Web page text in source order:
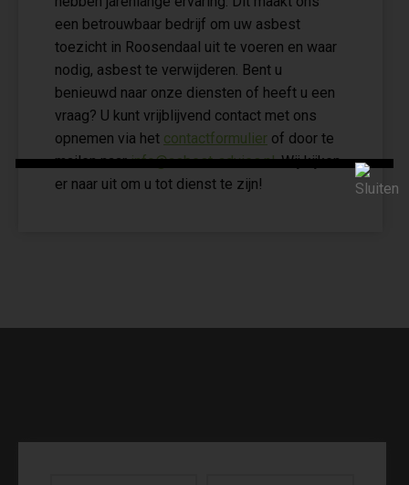
een betrouwbaar bedrijf om uw asbest
toezicht in Roosendaal uit te voeren en waar
nodig, asbest te verwijderen. Bent u
benieuwd naar onze diensten of heeft u een
vraag? U kunt vrijblijvend contact met ons
opnemen via het contactformulier of door te
mailen naarinfo@asbest-advies.nl. Wij kijken
er naar uit om u tot dienst te zijn!